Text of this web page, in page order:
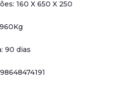
160 X 650 X 250
90 dias